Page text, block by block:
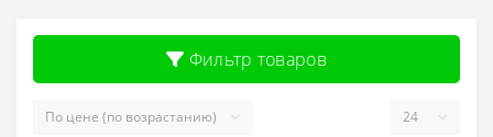
Фильтр товаров